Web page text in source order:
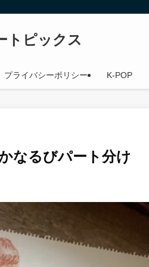
トピックス
プライバシーポリシー K-POP
なるびパート分け